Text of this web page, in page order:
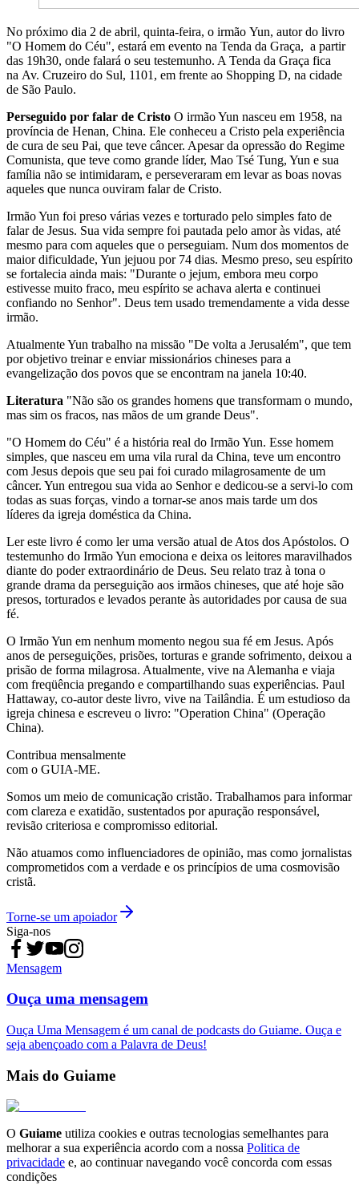
No próximo dia 2 de abril, quinta-feira, o irmão Yun, autor do livro
"O Homem do Céu", estará em evento na Tenda da Graça, a partir
das 19h30, onde falará o seu testemunho. A Tenda da Graça fica
na Av. Cruzeiro do Sul, 1101, em frente ao Shopping D, na cidade
de São Paulo.
Perseguido por falar de Cristo O irmão Yun nasceu em 1958, na
província de Henan, China. Ele conheceu a Cristo pela experiência
de cura de seu Pai, que teve câncer. Apesar da opressão do Regime
Comunista, que teve como grande líder, Mao Tsé Tung, Yun e sua
família não se intimidaram, e perseveraram em levar as boas novas
aqueles que nunca ouviram falar de Cristo.
Irmão Yun foi preso várias vezes e torturado pelo simples fato de
falar de Jesus. Sua vida sempre foi pautada pelo amor às vidas, até
mesmo para com aqueles que o perseguiam. Num dos momentos de
maior dificuldade, Yun jejuou por 74 dias. Mesmo preso, seu espírito
se fortalecia ainda mais: "Durante o jejum, embora meu corpo
estivesse muito fraco, meu espírito se achava alerta e continuei
confiando no Senhor". Deus tem usado tremendamente a vida desse
irmão.
Atualmente Yun trabalho na missão "De volta a Jerusalém", que tem
por objetivo treinar e enviar missionários chineses para a
evangelização dos povos que se encontram na janela 10:40.
Literatura "Não são os grandes homens que transformam o mundo,
mas sim os fracos, nas mãos de um grande Deus".
"O Homem do Céu" é a história real do Irmão Yun. Esse homem
simples, que nasceu em uma vila rural da China, teve um encontro
com Jesus depois que seu pai foi curado milagrosamente de um
câncer. Yun entregou sua vida ao Senhor e dedicou-se a servi-lo com
todas as suas forças, vindo a tornar-se anos mais tarde um dos
líderes da igreja doméstica da China.
Ler este livro é como ler uma versão atual de Atos dos Apóstolos. O
testemunho do Irmão Yun emociona e deixa os leitores maravilhados
diante do poder extraordinário de Deus. Seu relato traz à tona o
grande drama da perseguição aos irmãos chineses, que até hoje são
presos, torturados e levados perante às autoridades por causa de sua
fé.
O Irmão Yun em nenhum momento negou sua fé em Jesus. Após
anos de perseguições, prisões, torturas e grande sofrimento, deixou a
prisão de forma milagrosa. Atualmente, vive na Alemanha e viaja
com freqüência pregando e compartilhando suas experiências. Paul
Hattaway, co-autor deste livro, vive na Tailândia. É um estudioso da
igreja chinesa e escreveu o livro: "Operation China" (Operação
China).
Contribua mensalmente
com o GUIA-ME.
Somos um meio de comunicação cristão. Trabalhamos para informar
com clareza e exatidão, sustentados por apuração responsável,
revisão criteriosa e compromisso editorial.
Não atuamos como influenciadores de opinião, mas como jornalistas
comprometidos com a verdade e os princípios de uma cosmovisão
cristã.
Torne-se um apoiador
Siga-nos
Mensagem
Ouça uma mensagem
Ouça Uma Mensagem é um canal de podcasts do Guiame. Ouça e
seja abençoado com a Palavra de Deus!
Mais do Guiame
O Guiame utiliza cookies e outras tecnologias semelhantes para
melhorar a sua experiência acordo com a nossa Politica de
privacidade e, ao continuar navegando você concorda com essas
condições